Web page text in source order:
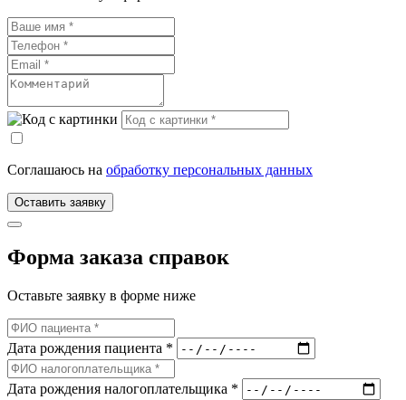
Соглашаюсь на обработку персональных данных
Оставить заявку
Форма заказа справок
Оставьте заявку в форме ниже
Дата рождения пациента *
Дата рождения налогоплательщика *